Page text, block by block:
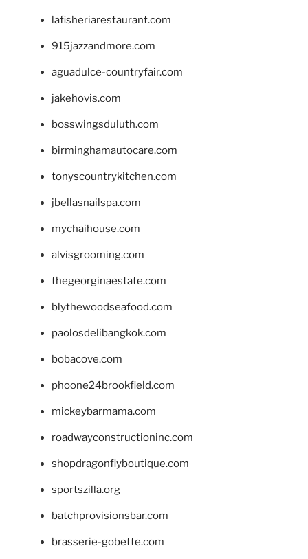
lafisheriarestaurant.com
915jazzandmore.com
aguadulce-countryfair.com
jakehovis.com
bosswingsduluth.com
birminghamautocare.com
tonyscountrykitchen.com
jbellasnailspa.com
mychaihouse.com
alvisgrooming.com
thegeorginaestate.com
blythewoodseafood.com
paolosdelibangkok.com
bobacove.com
phoone24brookfield.com
mickeybarmama.com
roadwayconstructioninc.com
shopdragonflyboutique.com
sportszilla.org
batchprovisionsbar.com
brasserie-gobette.com